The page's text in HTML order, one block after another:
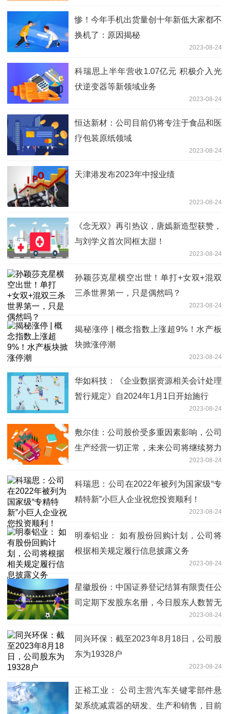
惨！今年手机出货量创十年新低大家都不
换机了：原因揭秘
2023-08-24
科瑞思上半年营收1.07亿元 积极介入光
伏逆变器等新领域业务
2023-08-24
恒达新材：公司目前仍将专注于食品和医
疗包装原纸领域
2023-08-24
天津港发布2023年中报业绩
2023-08-24
《念无双》再引热议，唐嫣新造型获赞，
与刘学义首次同框太甜！
2023-08-24
孙颖莎克星横空出世！单打+女双+混双
三杀世界第一，只是偶然吗？
2023-08-24
揭秘涨停 | 概念指数上涨超9%！水产板
块掀涨停潮
2023-08-24
华如科技：《企业数据资源相关会计处理
暂行规定》自2024年1月1日开始施行
2023-08-24
敷尔佳：公司股价受多重因素影响，公司
生产经营一切正常，未来公司将继续努力
2023-08-24
科瑞思：公司在2022年被列为国家级“专
精特新”小巨人企业祝您投资顺利！
2023-08-24
明泰铝业： 如有股份回购计划，公司将
根据相关规定履行信息披露义务
2023-08-24
星徽股份：中国证券登记结算有限责任公
司定期下发股东名册，今日股东人数暂无
2023-08-24
同兴环保：截至2023年8月18日，公司股
东为19328户
2023-08-24
正裕工业： 公司主营汽车关键零部件悬
架系统减震器的研发、生产和销售，目前